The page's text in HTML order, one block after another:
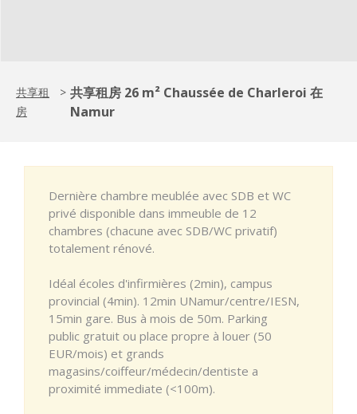
共享租
房
> 共享租房 26 m² Chaussée de Charleroi 在
Namur
Dernière chambre meublée avec SDB et WC
privé disponible dans immeuble de 12
chambres (chacune avec SDB/WC privatif)
totalement rénové.
Idéal écoles d'infirmières (2min), campus
provincial (4min). 12min UNamur/centre/IESN,
15min gare. Bus à mois de 50m. Parking
public gratuit ou place propre à louer (50
EUR/mois) et grands
magasins/coiffeur/médecin/dentiste a
proximité immediate (<100m).